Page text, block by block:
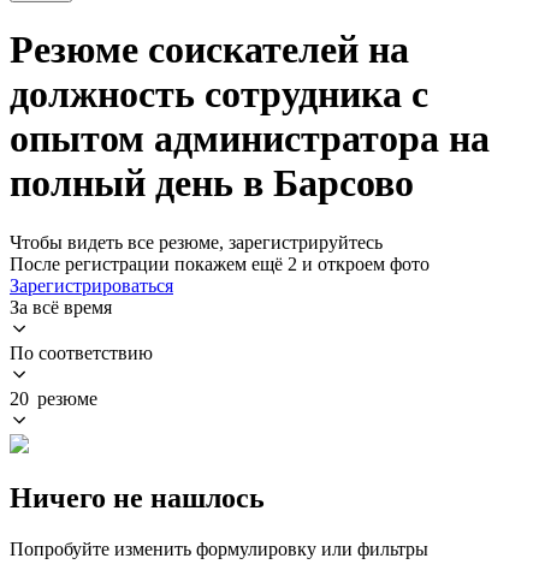
Резюме соискателей на
должность сотрудника с
опытом администратора на
полный день в Барсово
Чтобы видеть все резюме, зарегистрируйтесь
После регистрации покажем ещё 2 и откроем фото
Зарегистрироваться
За всё время
По соответствию
20 резюме
Ничего не нашлось
Попробуйте изменить формулировку или фильтры